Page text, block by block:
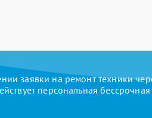
заявки на ремонт техники
персональная